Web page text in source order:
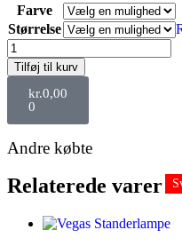
Farve
Størrelse
Tilføj til kurv
kr.0,00
0
Andre købte
Relaterede varer